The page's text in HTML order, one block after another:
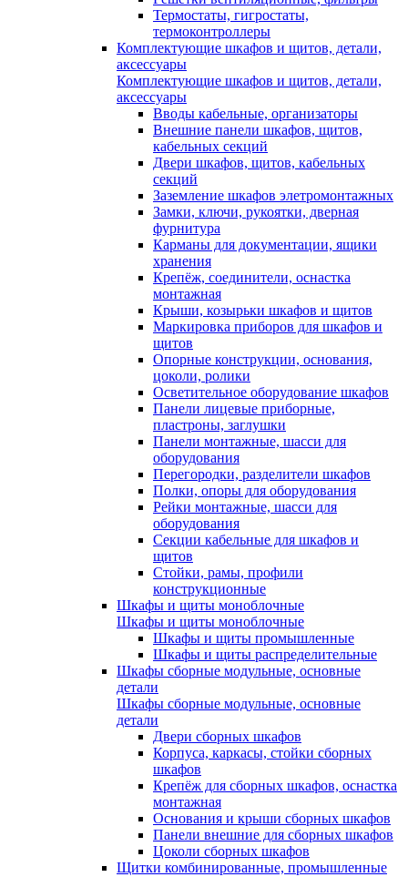
Термостаты, гигростаты,
термоконтроллеры
Комплектующие шкафов и щитов, детали,
аксессуары
Комплектующие шкафов и щитов, детали,
аксессуары
Вводы кабельные, организаторы
Внешние панели шкафов, щитов,
кабельных секций
Двери шкафов, щитов, кабельных
секций
Заземление шкафов элетромонтажных
Замки, ключи, рукоятки, дверная
фурнитура
Карманы для документации, ящики
хранения
Крепёж, соединители, оснастка
монтажная
Крыши, козырьки шкафов и щитов
Маркировка приборов для шкафов и
щитов
Опорные конструкции, основания,
цоколи, ролики
Осветительное оборудование шкафов
Панели лицевые приборные,
пластроны, заглушки
Панели монтажные, шасси для
оборудования
Перегородки, разделители шкафов
Полки, опоры для оборудования
Рейки монтажные, шасси для
оборудования
Секции кабельные для шкафов и
щитов
Стойки, рамы, профили
конструкционные
Шкафы и щиты моноблочные
Шкафы и щиты моноблочные
Шкафы и щиты промышленные
Шкафы и щиты распределительные
Шкафы сборные модульные, основные
детали
Шкафы сборные модульные, основные
детали
Двери сборных шкафов
Корпуса, каркасы, стойки сборных
шкафов
Крепёж для сборных шкафов, оснастка
монтажная
Основания и крыши сборных шкафов
Панели внешние для сборных шкафов
Цоколи сборных шкафов
Щитки комбинированные, промышленные